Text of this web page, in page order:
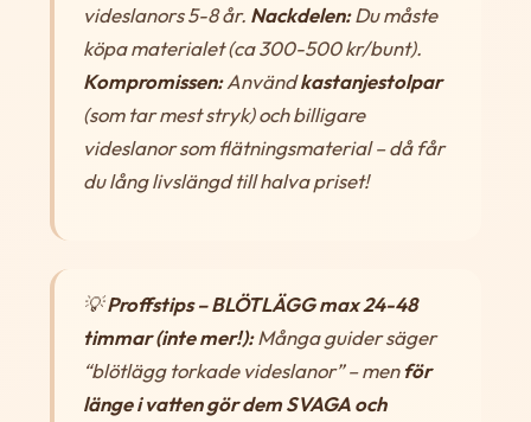
videslanors 5-8 år. Nackdelen:Du måste
köpa materialet (ca 300-500 kr/bunt).
Kompromissen:Användkastanjestolpar
(som tar mest stryk) och billigare
videslanor som flätningsmaterial – då får
du lång livslängd till halva priset!
💡Proffstips – BLÖTLÄGG max 24-48
timmar (inte mer!):Många guider säger
“blötlägg torkade videslanor” – menför
länge i vatten gör dem SVAGA och